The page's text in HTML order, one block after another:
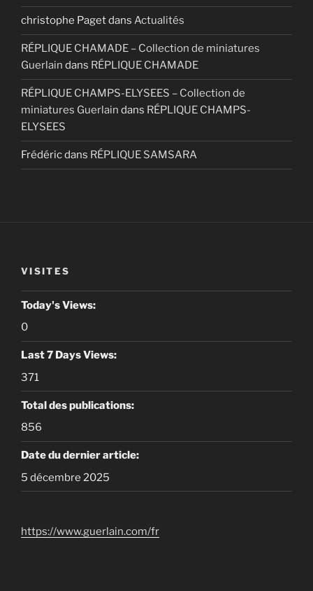
christophe Pagetdans Actualités
RÉPLIQUE CHAMADE – Collection de miniatures
Guerlain dans RÉPLIQUE CHAMADE
RÉPLIQUE CHAMPS-ELYSEES – Collection de
miniatures Guerlain dans RÉPLIQUE CHAMPS-
ELYSEES
Frédéricdans RÉPLIQUE SAMSARA
VISITES
Today's Views:
0
Last 7 Days Views:
371
Total des publications:
856
Date du dernier article:
5 décembre 2025
https://www.guerlain.com/fr